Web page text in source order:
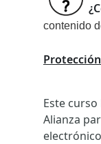
contenido
Este
Alianza